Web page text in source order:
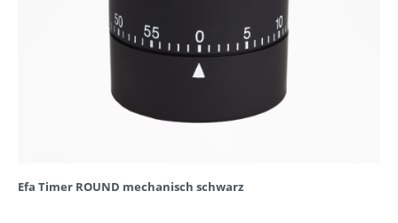
Efa Timer ROUND mechanisch schwarz